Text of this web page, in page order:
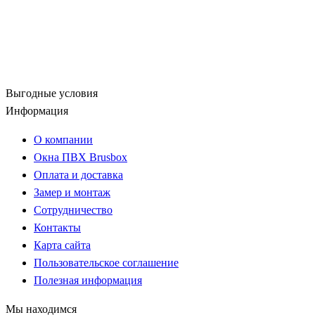
Выгодные условия
Информация
О компании
Окна ПВХ Brusbox
Оплата и доставка
Замер и монтаж
Сотрудничество
Контакты
Карта сайта
Пользовательское соглашение
Полезная информация
Мы находимся